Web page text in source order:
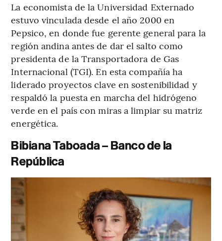
La economista de la Universidad Externado
estuvo vinculada desde el año 2000 en
Pepsico, en donde fue gerente general para la
región andina antes de dar el salto como
presidenta de la Transportadora de Gas
Internacional (TGI). En esta compañía ha
liderado proyectos clave en sostenibilidad y
respaldó la puesta en marcha del hidrógeno
verde en el país con miras a limpiar su matriz
energética.
Bibiana Taboada – Banco de la
República